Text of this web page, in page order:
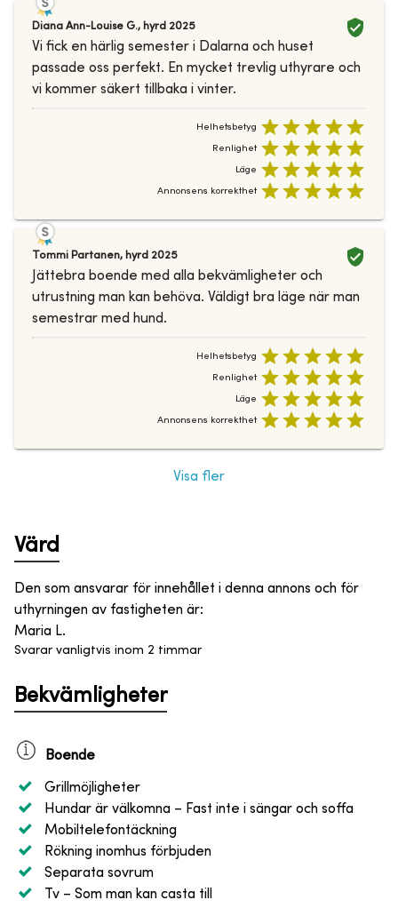
Diana Ann-Louise G., hyrd 2025
Vi fick en härlig semester i Dalarna och huset
passade oss perfekt. En mycket trevlig uthyrare och
vi kommer säkert tillbaka i vinter.
Helhetsbetyg
Renlighet
Läge
Annonsens korrekthet
Tommi Partanen, hyrd 2025
Jättebra boende med alla bekvämligheter och
utrustning man kan behöva. Väldigt bra läge när man
semestrar med hund.
Helhetsbetyg
Renlighet
Läge
Annonsens korrekthet
Visa fler
Värd
Den som ansvarar för innehållet i denna annons och för
uthyrningen av fastigheten är:
Maria L.
Svarar vanligtvis inom 2 timmar
Bekvämligheter
Boende
Grillmöjligheter
Hundar är välkomna – Fast inte i sängar och soffa
Mobiltelefontäckning
Rökning inomhus förbjuden
Separata sovrum
Tv – Som man kan casta till